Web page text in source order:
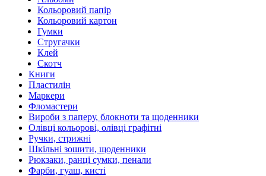
Кольоровий папір
Кольоровий картон
Гумки
Стругачки
Клей
Скотч
Книги
Пластилін
Маркери
Фломастери
Вироби з паперу, блокноти та щоденники
Олівці кольорові, олівці графітні
Ручки, стрижні
Шкільні зошити, щоденники
Рюкзаки, ранці сумки, пенали
Фарби, гуаш, кисті